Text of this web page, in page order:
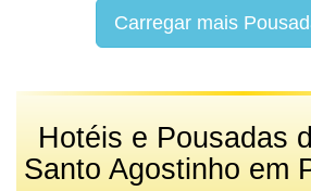
Carregar mais
Hotéis e Pousadas
Santo Agostinho em